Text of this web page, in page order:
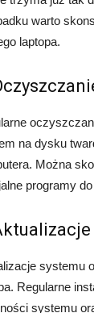
warto
laptopa.
na dysku
Można
programy
systemu
Regularne
systemu